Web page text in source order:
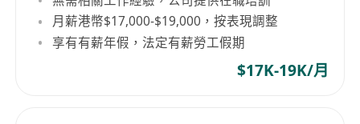
月薪港幣$17,000-$19,000，按表現調整
享有有薪年假，法定有薪勞工假期
$17K-19K/月